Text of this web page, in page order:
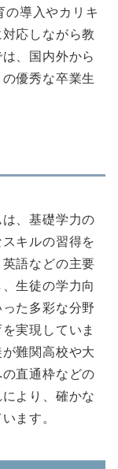
導入やカリキ
応しながら教
、国内外から
優秀な卒業生
、基礎学力の
キルの習得を
語などの主要
生徒の学力向
た多彩な分野
実現していま
難関高校や大
直通枠などの
より、確かな
ます。